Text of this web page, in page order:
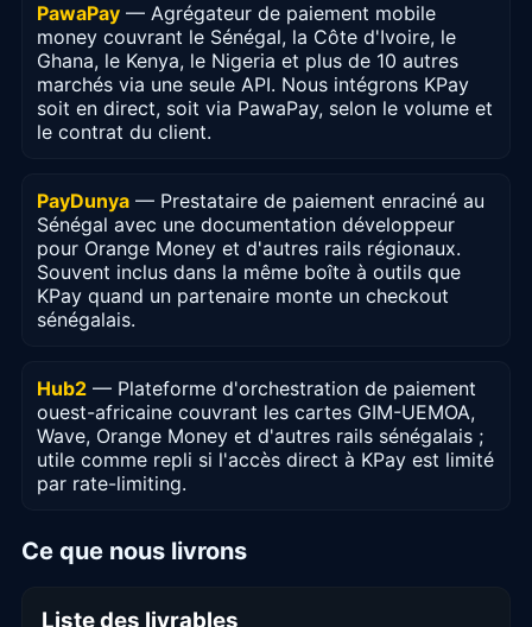
PawaPay — Agrégateur de paiement mobile
money couvrant le Sénégal, la Côte d'Ivoire, le
Ghana, le Kenya, le Nigeria et plus de 10 autres
marchés via une seule API. Nous intégrons KPay
soit en direct, soit via PawaPay, selon le volume et
le contrat du client.
PayDunya — Prestataire de paiement enraciné au
Sénégal avec une documentation développeur
pour Orange Money et d'autres rails régionaux.
Souvent inclus dans la même boîte à outils que
KPay quand un partenaire monte un checkout
sénégalais.
Hub2 — Plateforme d'orchestration de paiement
ouest-africaine couvrant les cartes GIM-UEMOA,
Wave, Orange Money et d'autres rails sénégalais ;
utile comme repli si l'accès direct à KPay est limité
par rate-limiting.
Ce que nous livrons
Liste des livrables